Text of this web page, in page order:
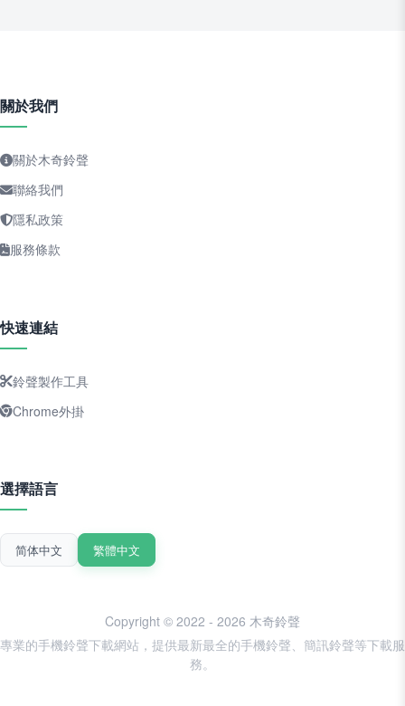
關於我們
關於木奇鈴聲
聯絡我們
隱私政策
服務條款
快速連結
鈴聲製作工具
Chrome外掛
選擇語言
简体中文 繁體中文
Copyright © 2022 - 2026 木奇鈴聲
專業的手機鈴聲下載網站，提供最新最全的手機鈴聲、簡訊鈴聲等下載服
務。